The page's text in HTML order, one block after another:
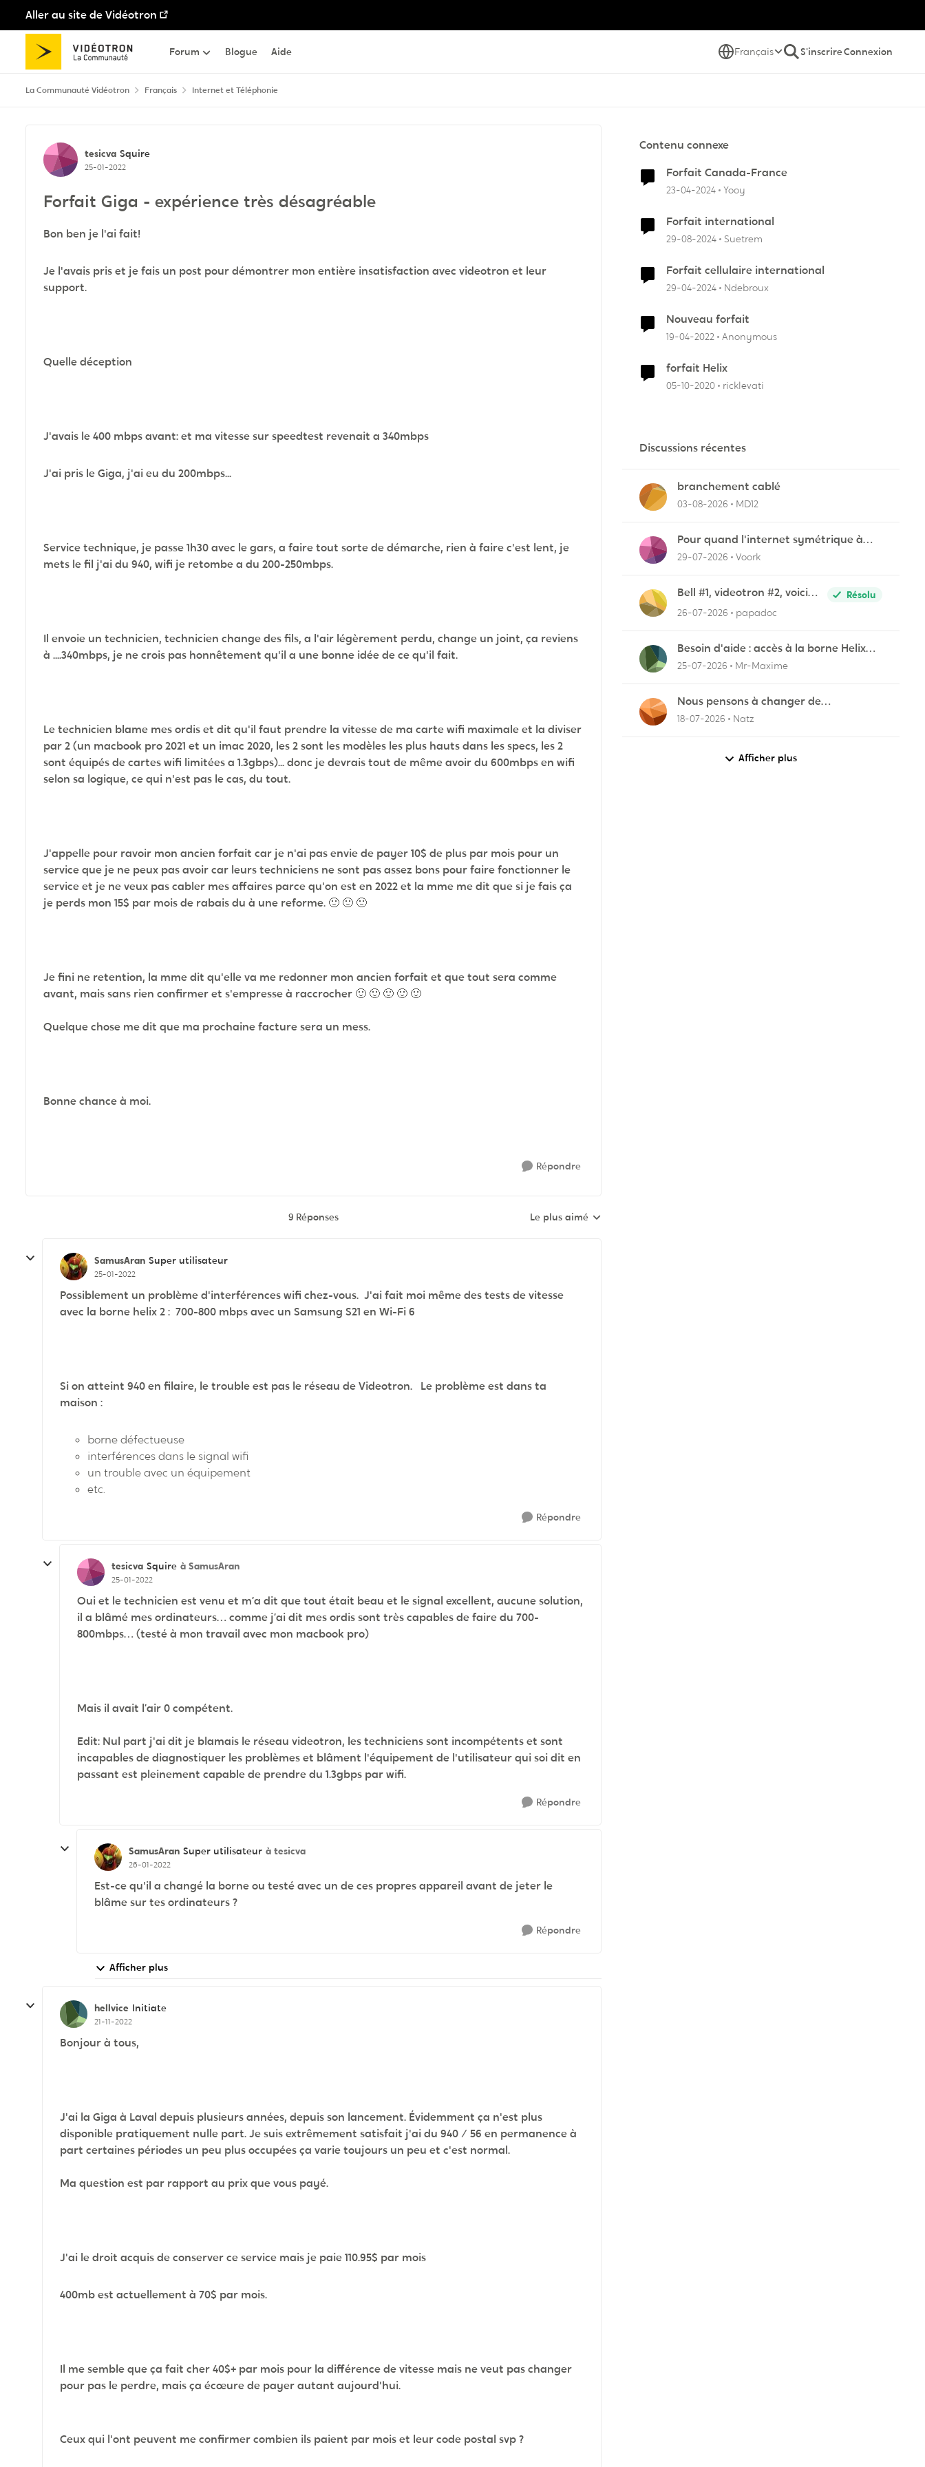
Aller au site de Vidéotron
Passer au contenu
Forum Blogue Aide Français S'inscrireConnexion
La Communauté Vidéotron Français Internet et Téléphonie
Discussion de forum
tesicva Squire
25-01-2022
Forfait Giga - expérience très désagréable
Bon ben je l'ai fait!
Je l'avais pris et je fais un post pour démontrer mon entière insatisfaction avec videotron et leur
support.
Quelle déception
J'avais le 400 mbps avant: et ma vitesse sur speedtest revenait a 340mbps
J'ai pris le Giga, j'ai eu du 200mbps...
Service technique, je passe 1h30 avec le gars, a faire tout sorte de démarche, rien à faire c'est lent, je
mets le fil j'ai du 940, wifi je retombe a du 200-250mbps.
Il envoie un technicien, technicien change des fils, a l'air légèrement perdu, change un joint, ça reviens
à ....340mbps, je ne crois pas honnêtement qu'il a une bonne idée de ce qu'il fait.
Le technicien blame mes ordis et dit qu'il faut prendre la vitesse de ma carte wifi maximale et la diviser
par 2 (un macbook pro 2021 et un imac 2020, les 2 sont les modèles les plus hauts dans les specs, les 2
sont équipés de cartes wifi limitées a 1.3gbps)... donc je devrais tout de même avoir du 600mbps en wifi
selon sa logique, ce qui n'est pas le cas, du tout.
J'appelle pour ravoir mon ancien forfait car je n'ai pas envie de payer 10$ de plus par mois pour un
service que je ne peux pas avoir car leurs techniciens ne sont pas assez bons pour faire fonctionner le
service et je ne veux pas cabler mes affaires parce qu'on est en 2022 et la mme me dit que si je fais ça
je perds mon 15$ par mois de rabais du à une reforme. 🙂 🙂 🙂
Je fini ne retention, la mme dit qu'elle va me redonner mon ancien forfait et que tout sera comme
avant, mais sans rien confirmer et s'empresse à raccrocher 🙂 🙂 🙂 🙂 🙂
Quelque chose me dit que ma prochaine facture sera un mess.
Bonne chance à moi.
Répondre
9 Réponses Réponses triées par
Le plus aimé
SamusAran Super utilisateur
25-01-2022
Possiblement un problème d'interférences wifi chez-vous. J'ai fait moi même des tests de vitesse
avec la borne helix 2 : 700-800 mbps avec un Samsung S21 en Wi-Fi 6
Si on atteint 940 en filaire, le trouble est pas le réseau de Videotron. Le problème est dans ta
maison :
borne défectueuse
interférences dans le signal wifi
un trouble avec un équipement
etc.
Répondre
tesicva Squire à SamusAran
25-01-2022
Oui et le technicien est venu et m’a dit que tout était beau et le signal excellent, aucune solution,
il a blâmé mes ordinateurs… comme j’ai dit mes ordis sont très capables de faire du 700-
800mbps… (testé à mon travail avec mon macbook pro)
Mais il avait l’air 0 compétent.
Edit: Nul part j'ai dit je blamais le réseau videotron, les techniciens sont incompétents et sont
incapables de diagnostiquer les problèmes et blâment l'équipement de l'utilisateur qui soi dit en
passant est pleinement capable de prendre du 1.3gbps par wifi.
Répondre
SamusAran Super utilisateur à tesicva
26-01-2022
Est-ce qu'il a changé la borne ou testé avec un de ces propres appareil avant de jeter le
blâme sur tes ordinateurs ?
Répondre
Afficher plus
hellvice Initiate
21-11-2022
Bonjour à tous,
J'ai la Giga à Laval depuis plusieurs années, depuis son lancement. Évidemment ça n'est plus
disponible pratiquement nulle part. Je suis extrêmement satisfait j'ai du 940 / 56 en permanence à
part certaines périodes un peu plus occupées ça varie toujours un peu et c'est normal.
Ma question est par rapport au prix que vous payé.
J'ai le droit acquis de conserver ce service mais je paie 110.95$ par mois
400mb est actuellement à 70$ par mois.
Il me semble que ça fait cher 40$+ par mois pour la différence de vitesse mais ne veut pas changer
pour pas le perdre, mais ça écœure de payer autant aujourd'hui.
Ceux qui l'ont peuvent me confirmer combien ils paient par mois et leur code postal svp ?
Contenu connexe
Forfait Canada-France
23-04-2024 Yooy
Forfait international
29-08-2024 Suetrem
Forfait cellulaire international
29-04-2024 Ndebroux
Nouveau forfait
19-04-2022 Anonymous
forfait Helix
05-10-2020 ricklevati
Discussions récentes
branchement cablé
03-08-2026 MD12
Pour quand l'internet symétrique à
Lévis?
29-07-2026 Voork
Bell #1, videotron #2, voici
pourquoi
Résolu
26-07-2026
papadoc
Besoin d'aide : accès à la borne Helix
pour vérifier l'UPnP NAT Black Ops 2
25-07-2026 Mr-Maxime
Nous pensons à changer de
fournisseurs…
18-07-2026 Natz
Afficher plus